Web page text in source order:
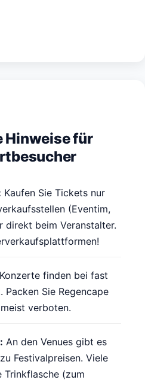
Hinweise für
Kaufen Sie Tickets nur
(Eventim,
direkt beim Veranstalter.
finden bei fast
Sie Regencape
verboten.
An den Venues gibt es
Festivalpreisen. Viele
Trinkflasche (zum